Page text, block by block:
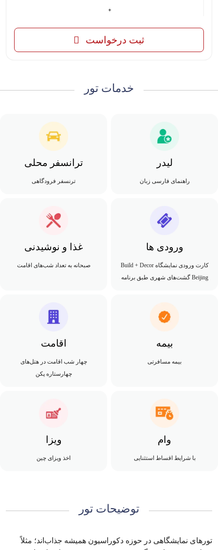
ثبت درخواست
خدمات تور
لیدر
راهنمای فارسی زبان
ترانسفر محلی
ترنسفر فرودگاهی
ورودی ها
کارت ورودی نمایشگاه Build + Decor
Beijing گشت‌های شهری طبق برنامه
غذا و نوشیدنی
صبحانه به تعداد شب‌های اقامت
بیمه
بیمه مسافرتی
اقامت
چهار شب اقامت در هتل‌های
چهارستاره پکن
وام
با شرایط اقساط استثنایی
ویزا
اخذ ویزای چین
توضیحات تور
تورهای نمایشگاهی در حوزه دکوراسیون همیشه جذاب‌اند؛ مثلاً